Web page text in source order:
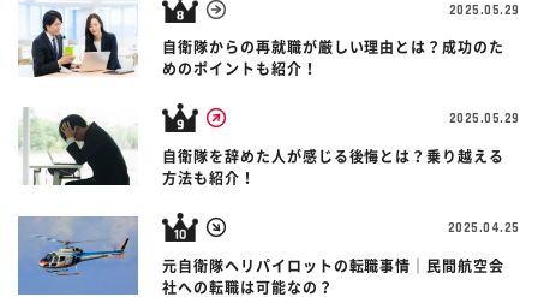
2025.05.29
自衛隊からの再就職が厳しい理由とは？成功のた
めのポイントも紹介！
2025.05.29
自衛隊を辞めた人が感じる後悔とは？乗り越える
方法も紹介！
2025.04.25
元自衛隊ヘリパイロットの転職事情｜民間航空会
社への転職は可能なの？